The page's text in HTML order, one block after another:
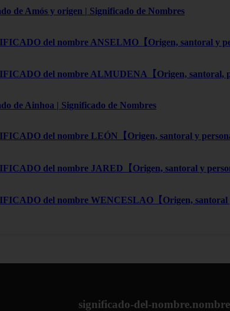
de Amós y origen | Significado de Nombres
del nombre ANSELMO【Origen, santoral y
del nombre ALMUDENA【Origen, santoral,
de Ainhoa | Significado de Nombres
del nombre LEÓN【Origen, santoral y
del nombre JARED【Origen, santoral y
del nombre WENCESLAO【Origen, santoral
significado-del-